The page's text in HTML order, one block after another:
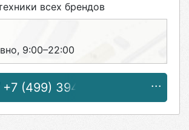
всех брендов
9:00–22:00
+7 (499) 394-48-55